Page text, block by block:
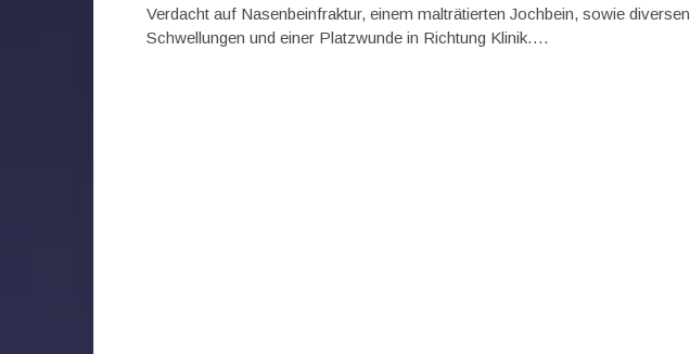
Verdacht auf Nasenbeinfraktur, einem malträtierten Jochbein, sowie diversen
Schwellungen und einer Platzwunde in Richtung Klinik….